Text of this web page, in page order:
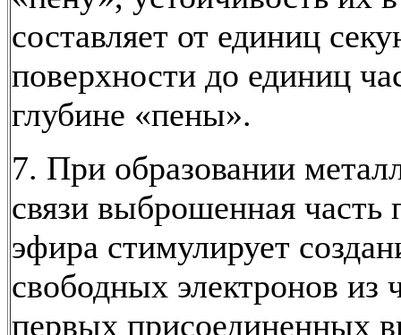
составляет от единиц
поверхности до единиц
глубине «пены».
7. При образовании
связи выброшенная часть
эфира стимулирует
свободных электронов из
первых присоединенных